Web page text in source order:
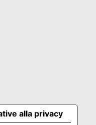
alla privacy